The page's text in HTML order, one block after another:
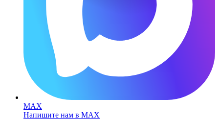
MAX
Напишите нам в MAX